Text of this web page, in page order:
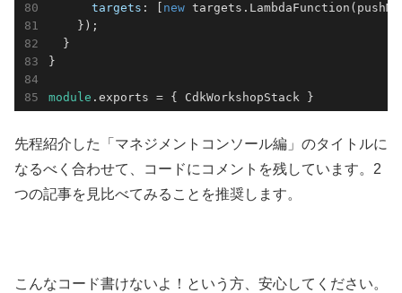
targets : [ new
    });
  }
}
module .exports = { CdkWorkshopStack }
先程紹介した「マネジメントコンソール編」のタイトルに
なるべく合わせて、コードにコメントを残しています。2
つの記事を見比べてみることを推奨します。
こんなコード書けないよ！という方、安心してください。